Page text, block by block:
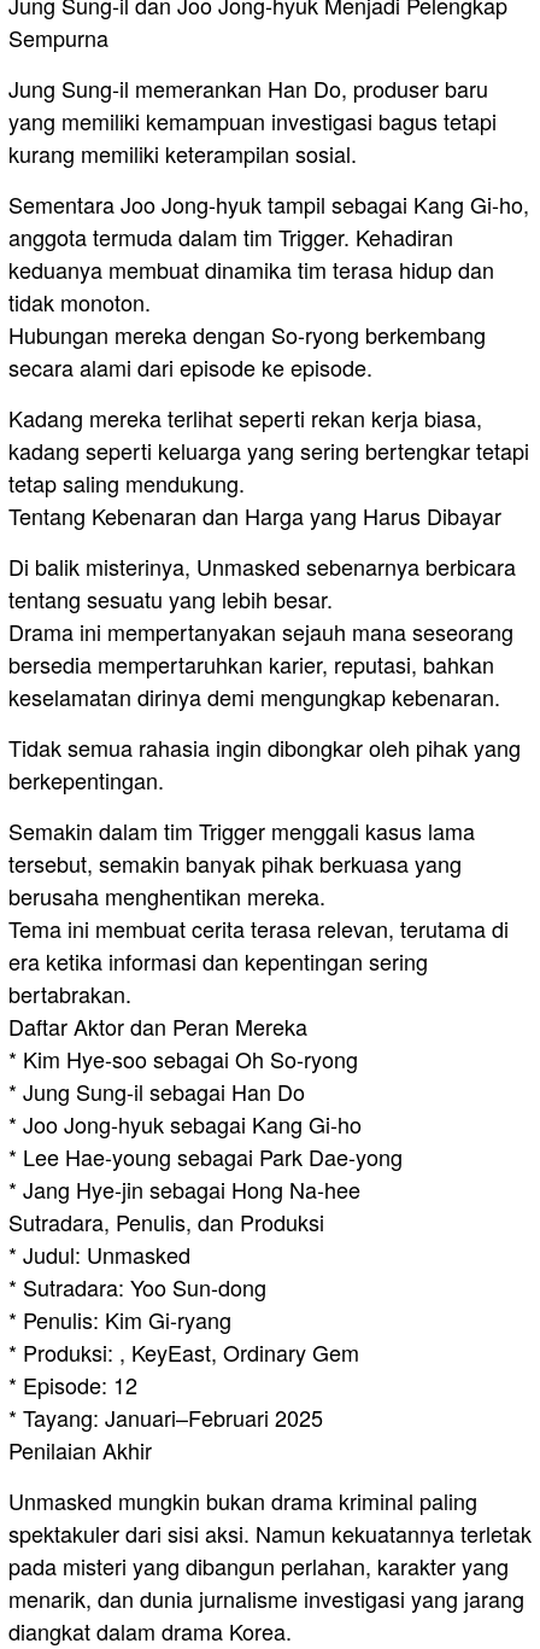
Sempurna
Jung Sung-il memerankan Han Do, produser baru
yang memiliki kemampuan investigasi bagus tetapi
kurang memiliki keterampilan sosial.
Sementara Joo Jong-hyuk tampil sebagai Kang Gi-ho,
anggota termuda dalam tim Trigger. Kehadiran
keduanya membuat dinamika tim terasa hidup dan
tidak monoton.
Hubungan mereka dengan So-ryong berkembang
secara alami dari episode ke episode.
Kadang mereka terlihat seperti rekan kerja biasa,
kadang seperti keluarga yang sering bertengkar tetapi
tetap saling mendukung.
Tentang Kebenaran dan Harga yang Harus Dibayar
Di balik misterinya, Unmasked sebenarnya berbicara
tentang sesuatu yang lebih besar.
Drama ini mempertanyakan sejauh mana seseorang
bersedia mempertaruhkan karier, reputasi, bahkan
keselamatan dirinya demi mengungkap kebenaran.
Tidak semua rahasia ingin dibongkar oleh pihak yang
berkepentingan.
Semakin dalam tim Trigger menggali kasus lama
tersebut, semakin banyak pihak berkuasa yang
berusaha menghentikan mereka.
Tema ini membuat cerita terasa relevan, terutama di
era ketika informasi dan kepentingan sering
bertabrakan.
Daftar Aktor dan Peran Mereka
* Kim Hye-soo sebagai Oh So-ryong
* Jung Sung-il sebagai Han Do
* Joo Jong-hyuk sebagai Kang Gi-ho
* Lee Hae-young sebagai Park Dae-yong
* Jang Hye-jin sebagai Hong Na-hee
Sutradara, Penulis, dan Produksi
* Judul: Unmasked
* Sutradara: Yoo Sun-dong
* Penulis: Kim Gi-ryang
* Produksi: , KeyEast, Ordinary Gem
* Episode: 12
* Tayang: Januari–Februari 2025
Penilaian Akhir
Unmasked mungkin bukan drama kriminal paling
spektakuler dari sisi aksi. Namun kekuatannya terletak
pada misteri yang dibangun perlahan, karakter yang
menarik, dan dunia jurnalisme investigasi yang jarang
diangkat dalam drama Korea.